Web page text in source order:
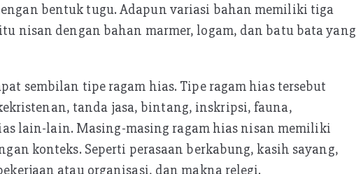
bentuk tugu. Adapun variasi bahan memiliki tiga
nisan dengan bahan marmer, logam, dan batu bata yang
sembilan tipe ragam hias. Tipe ragam hias tersebut
tanda jasa, bintang, inskripsi, fauna,
lain-lain. Masing-masing ragam hias nisan memiliki
konteks. Seperti perasaan berkabung, kasih sayang,
atau organisasi, dan makna relegi.